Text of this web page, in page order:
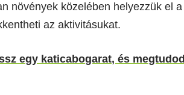
növények közelében helyezzük el
az aktivitásukat.
egy katicabogarat, és